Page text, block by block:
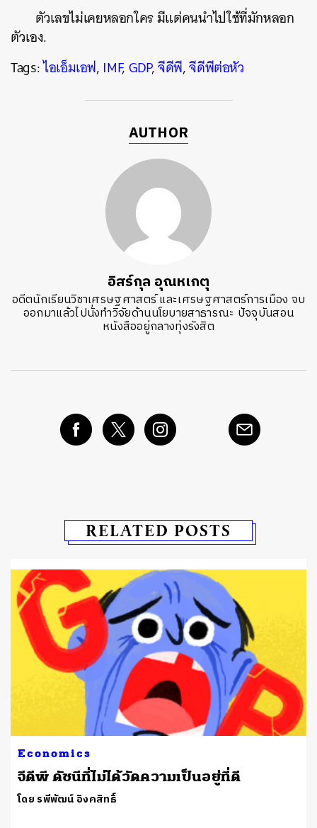
ตัวเลขไม่เคยหลอกใคร มีแต่คนนำไปใช้ที่มักหลอก
ตัวเอง.
Tags:ไอเอ็มเอฟ, IMF,GDP,จีดีพี,จีดีพีต่อหัว
AUTHOR
อิสร์กุล อุณหเกตุ
อดีตนักเรียนวิชาเศรษฐศาสตร์ และเศรษฐศาสตร์การเมือง จบ
ออกมาแล้วไปนั่งทำวิจัยด้านนโยบายสาธารณะ ปัจจุบันสอน
หนังสืออยู่กลางทุ่งรังสิต
RELATED POSTS
Economics
จีดีพี ดัชนีที่ไม่ได้วัดความเป็นอยู่ที่ดี
โดย รพีพัฒน์ อิงคสิทธิ์